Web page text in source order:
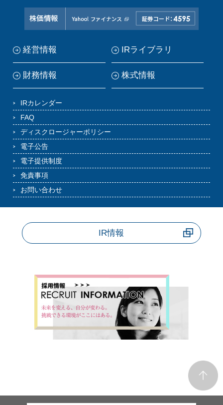
経営情報 IRライブラリ
財務情報 株式情報
IRカレンダー
FAQ
ディスクロージャーポリシー
電子公告
電子提供制度
免責事項
お問い合わせ
IR情報